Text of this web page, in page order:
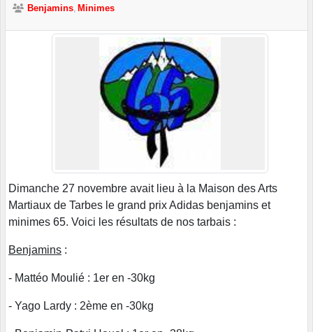
Benjamins Minimes
Dimanche 27 novembre avait lieu à la Maison des Arts
Martiaux de Tarbes le grand prix Adidas benjamins et
minimes 65. Voici les résultats de nos tarbais :
Benjamins :
- Mattéo Moulié : 1er en -30kg
- Yago Lardy : 2ème en -30kg